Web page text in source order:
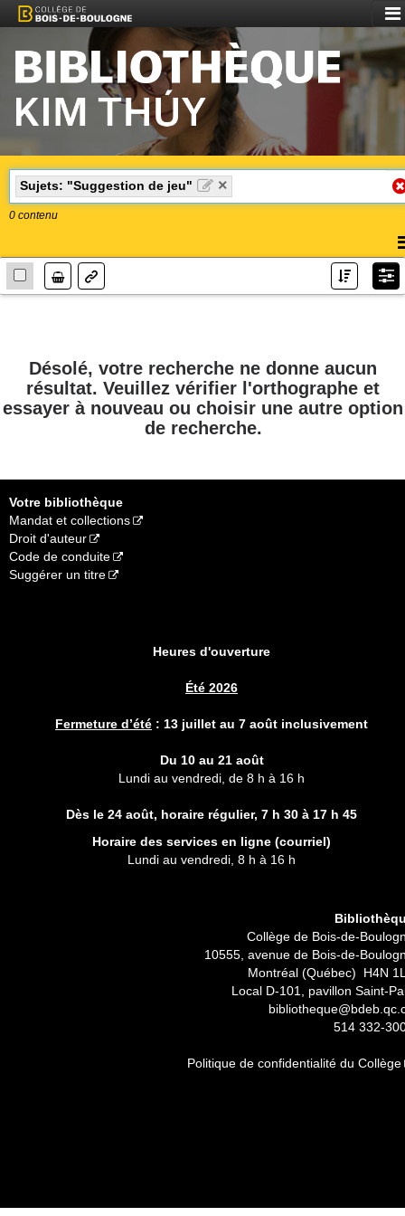
le
Sujets: "Suggestion de jeu" ×
0 contenu
Lien
Désolé, votre recherche ne donne aucun
résultat. Veuillez vérifier l'orthographe et
essayer à nouveau ou choisir une autre option
de recherche.
Votre bibliothèque
Mandat et collections
Droit d'auteur
Code de conduite
Suggérer un titre
Heures d'ouverture
Été 2026
Fermeture d’été : 13 juillet au 7 août inclusivement
Du 10 au 21 août
Lundi au vendredi, de 8 h à 16 h
Dès le 24 août, horaire régulier, 7 h 30 à 17 h 45
Horaire des services en ligne (courriel)
Lundi au vendredi, 8 h à 16 h
Collège de Bois-de-
10555, avenue de Bois-de-
Montréal (Québec) H4N
Local D-101, pavillon Saint-
514 332-
Politique de confidentialité du Collège